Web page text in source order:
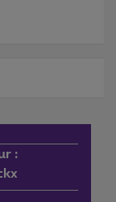
: